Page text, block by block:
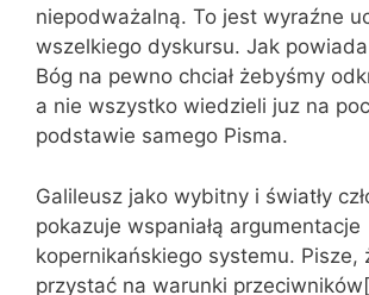
niepodważalną. To jest wyraźne
wszelkiego dyskursu. Jak
Bóg na pewno chciał żebyśmy
a nie wszystko wiedzieli juz na
podstawie samego Pisma.
Galileusz jako wybitny i światły
pokazuje wspaniałą argumentacje
kopernikańskiego systemu. Pisze,
przystać na warunki